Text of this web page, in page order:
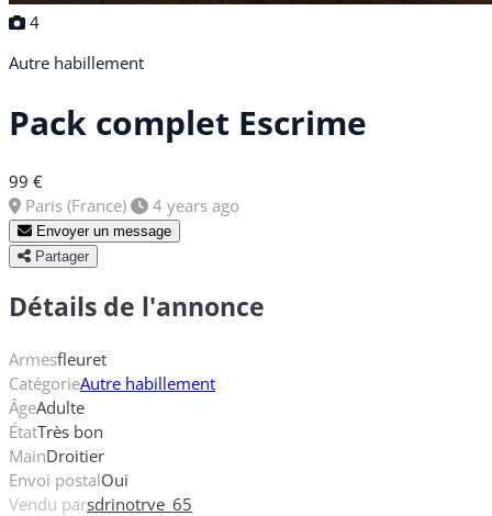
4
Autre habillement
Pack complet Escrime
99 €
Paris (France)
4 years ago
Envoyer un message
Partager
Détails de l'annonce
Armesfleuret
CatégorieAutre habillement
ÂgeAdulte
ÉtatTrès bon
MainDroitier
Envoi postalOui
Vendu parsdrinotrve_65